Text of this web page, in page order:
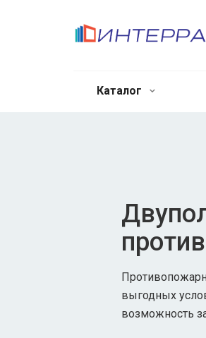
Каталог
выгодных
возможность